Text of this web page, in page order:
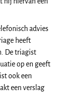
advies
heeft
De triagist
op en geeft
ook een
een verslag